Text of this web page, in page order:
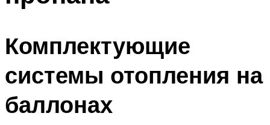
Комплектующие
системы отопления на
баллонах